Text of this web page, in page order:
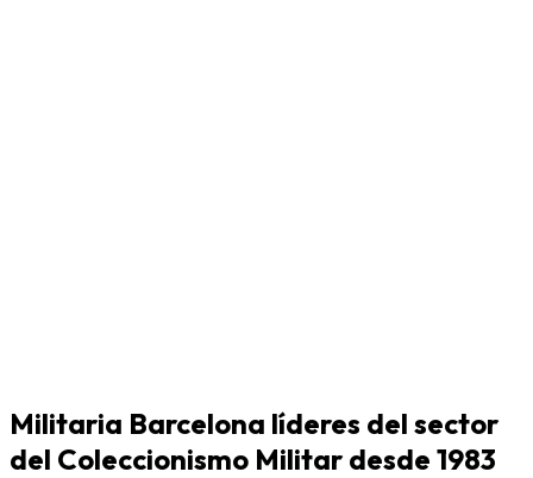
Militaria Barcelona líderes del sector
del Coleccionismo Militar desde 1983